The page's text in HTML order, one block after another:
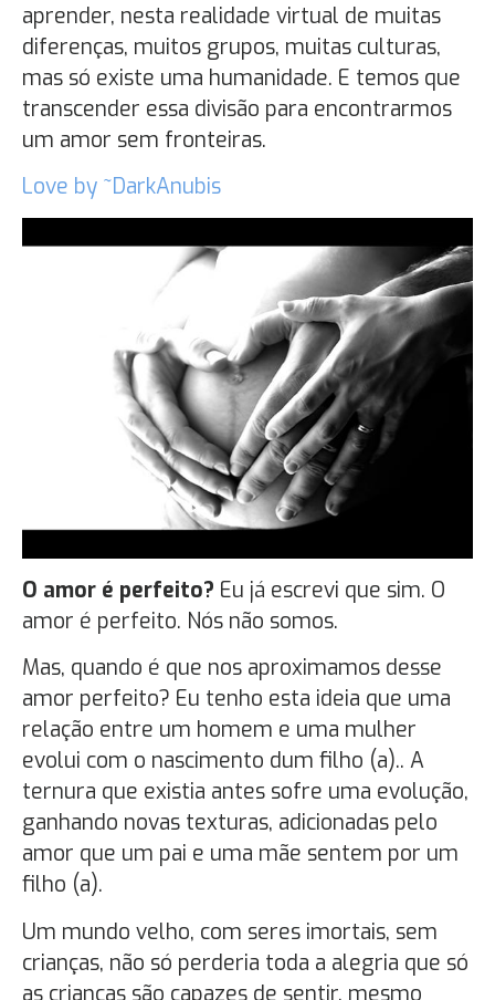
aprender, nesta realidade virtual de muitas
diferenças, muitos grupos, muitas culturas,
mas só existe uma humanidade. E temos que
transcender essa divisão para encontrarmos
um amor sem fronteiras.
Love by ~DarkAnubis
O amor é perfeito? Eu já escrevi que sim. O
amor é perfeito. Nós não somos.
Mas, quando é que nos aproximamos desse
amor perfeito? Eu tenho esta ideia que uma
relação entre um homem e uma mulher
evolui com o nascimento dum filho (a).. A
ternura que existia antes sofre uma evolução,
ganhando novas texturas, adicionadas pelo
amor que um pai e uma mãe sentem por um
filho (a).
Um mundo velho, com seres imortais, sem
crianças, não só perderia toda a alegria que só
as crianças são capazes de sentir, mesmo